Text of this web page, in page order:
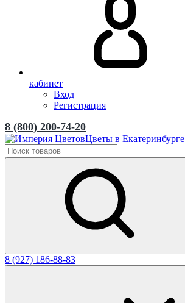
кабинет
Вход
Регистрация
8 (800) 200-74-20
Цветы в Екатеринбурге
8 (927) 186-88-83